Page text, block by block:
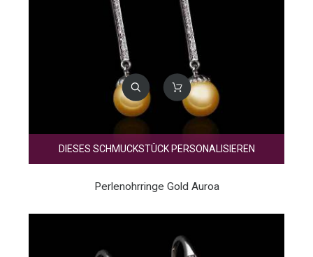
DIESES SCHMUCKSTÜCK PERSONALISIEREN
Perlenohrringe Gold Auroa